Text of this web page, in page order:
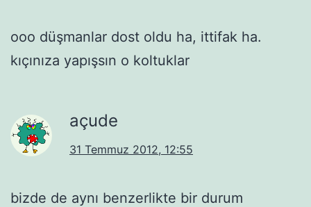
ooo düşmanlar dost oldu ha, ittifak ha.
kıçınıza yapışsın o koltuklar
açude
31 Temmuz 2012, 12:55
bizde de aynı benzerlikte bir durum